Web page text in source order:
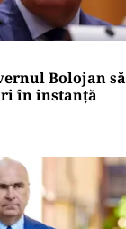
Bolojan să
în instanță